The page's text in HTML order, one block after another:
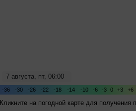
Кликните на погодной карте для получения